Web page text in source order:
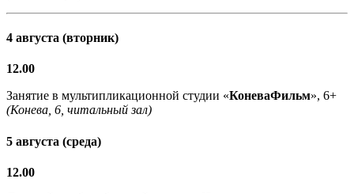
4 августа (вторник)
12.00
Занятие в мультипликационной студии «КоневаФильм», 6+
(Конева, 6, читальный зал)
5 августа (среда)
12.00